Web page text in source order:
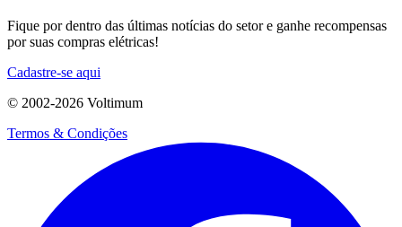
Fique por dentro das últimas notícias do setor e ganhe recompensas
por suas compras elétricas!
Cadastre-se aqui
© 2002-2026 Voltimum
Termos & Condições